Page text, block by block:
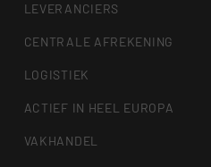
LEVERANCIERS
CENTRALE AFREKENING
LOGISTIEK
ACTIEF IN HEEL EUROPA
VAKHANDEL